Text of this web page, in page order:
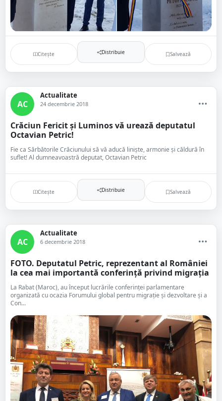
Citește Distribuie Salvează
AC
Actualitate
24 decembrie 2018
Crăciun Fericit și Luminos vă urează deputatul
Octavian Petric!
Fie ca Sărbătorile Crăciunului să vă aducă liniște, armonie și căldură în
suflet! Al dumneavoastră deputat, Octavian Petric
Citește Distribuie Salvează
AC
Actualitate
6 decembrie 2018
FOTO. Deputatul Petric, reprezentant al României
la cea mai importantă conferință privind migrația
La Rabat (Maroc), au început lucrările conferinței parlamentare
organizată cu ocazia Forumului global pentru migrație și dezvoltare și a
Con...